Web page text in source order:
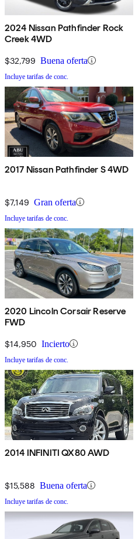
2024 Nissan Pathfinder Rock
Creek 4WD
$32,799 Buena oferta
Incluye tarifas de conc.
2017 Nissan Pathfinder S 4WD
$7,149 Gran oferta
Incluye tarifas de conc.
2020 Lincoln Corsair Reserve
FWD
$14,950 Incierto
Incluye tarifas de conc.
2014 INFINITI QX80 AWD
$15,588 Buena oferta
Incluye tarifas de conc.